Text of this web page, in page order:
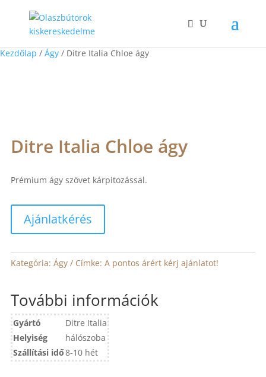
Kezdőlap / Ágy / Ditre Italia Chloe ágy
Ditre Italia Chloe ágy
Prémium ágy szövet kárpitozással.
Ajánlatkérés
Kategória: Ágy Címke: A pontos árért kérj ajánlatot!
További információk
Gyártó
Ditre Italia
Helyiség
hálószoba
Szállítási idő8-10 hét